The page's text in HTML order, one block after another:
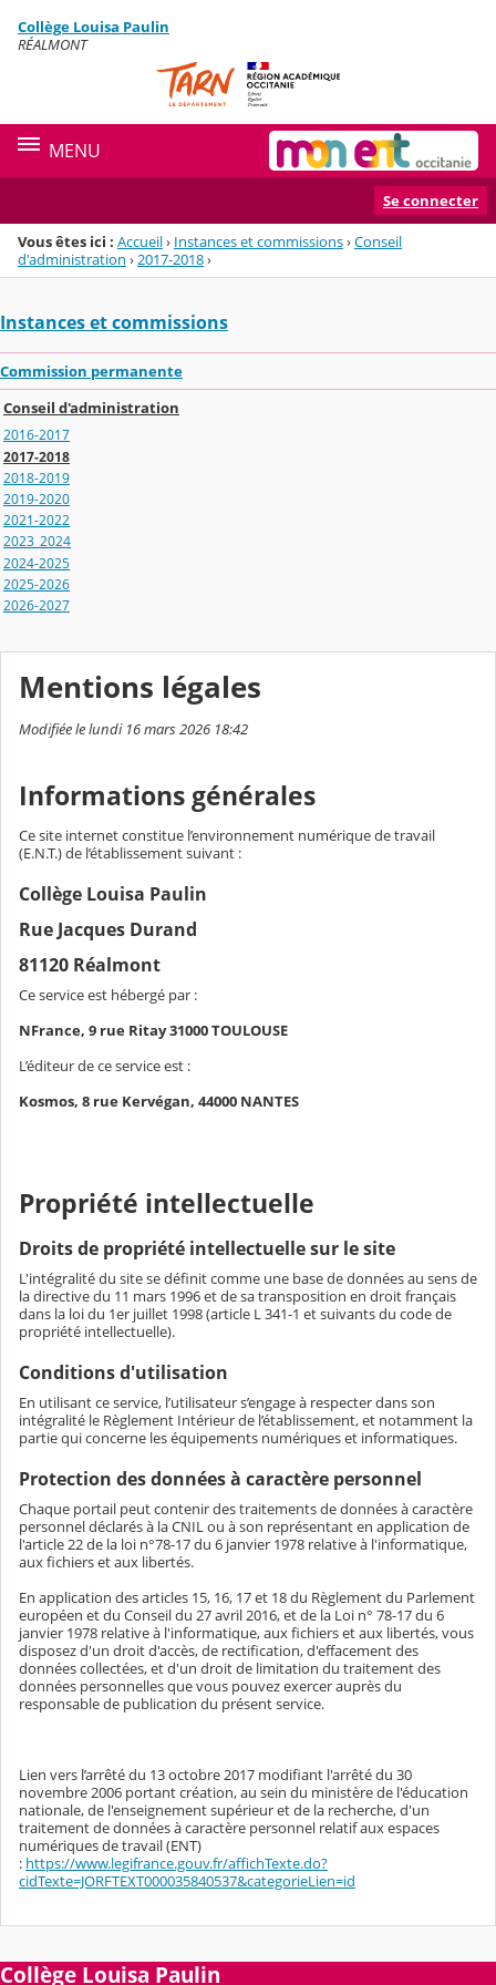
Menu de la rubrique
Contenu
Collège Louisa Paulin
RÉALMONT
MENU
Se connecter
Vous êtes ici : Accueil› Instances et commissions›Conseil
d'administration › 2017-2018›
Instances et commissions
Commission permanente
Conseil d'administration
2016-2017
2017-2018
2018-2019
2019-2020
2021-2022
2023_2024
2024-2025
2025-2026
2026-2027
Mentions légales
Modifiée le lundi 16 mars 2026 18:42
Informations générales
Ce site internet constitue l’environnement numérique de travail
(E.N.T.) de l’établissement suivant :
Collège Louisa Paulin
Rue Jacques Durand
81120 Réalmont
Ce service est hébergé par :
NFrance, 9 rue Ritay 31000 TOULOUSE
L’éditeur de ce service est :
Kosmos, 8 rue Kervégan, 44000 NANTES
Propriété intellectuelle
Droits de propriété intellectuelle sur le site
L'intégralité du site se définit comme une base de données au sens de
la directive du 11 mars 1996 et de sa transposition en droit français
dans la loi du 1er juillet 1998 (article L 341-1 et suivants du code de
propriété intellectuelle).
Conditions d'utilisation
En utilisant ce service, l’utilisateur s’engage à respecter dans son
intégralité le Règlement Intérieur de l’établissement, et notamment la
partie qui concerne les équipements numériques et informatiques.
Protection des données à caractère personnel
Chaque portail peut contenir des traitements de données à caractère
personnel déclarés à la CNIL ou à son représentant en application de
l'article 22 de la loi n°78-17 du 6 janvier 1978 relative à l'informatique,
aux fichiers et aux libertés.
En application des articles 15, 16, 17 et 18 du Règlement du Parlement
européen et du Conseil du 27 avril 2016, et de la Loi n° 78-17 du 6
janvier 1978 relative à l'informatique, aux fichiers et aux libertés, vous
disposez d'un droit d'accès, de rectification, d'effacement des
données collectées, et d'un droit de limitation du traitement des
données personnelles que vous pouvez exercer auprès du
responsable de publication du présent service.
Lien vers l’arrêté du 13 octobre 2017 modifiant l'arrêté du 30
novembre 2006 portant création, au sein du ministère de l'éducation
nationale, de l'enseignement supérieur et de la recherche, d'un
traitement de données à caractère personnel relatif aux espaces
numériques de travail (ENT)
: https://www.legifrance.gouv.fr/affichTexte.do?
cidTexte=JORFTEXT000035840537&categorieLien=id
Collège Louisa Paulin